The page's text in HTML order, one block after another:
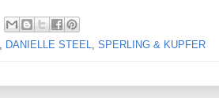
DANIELLE STEEL SPERLING & KUPFER